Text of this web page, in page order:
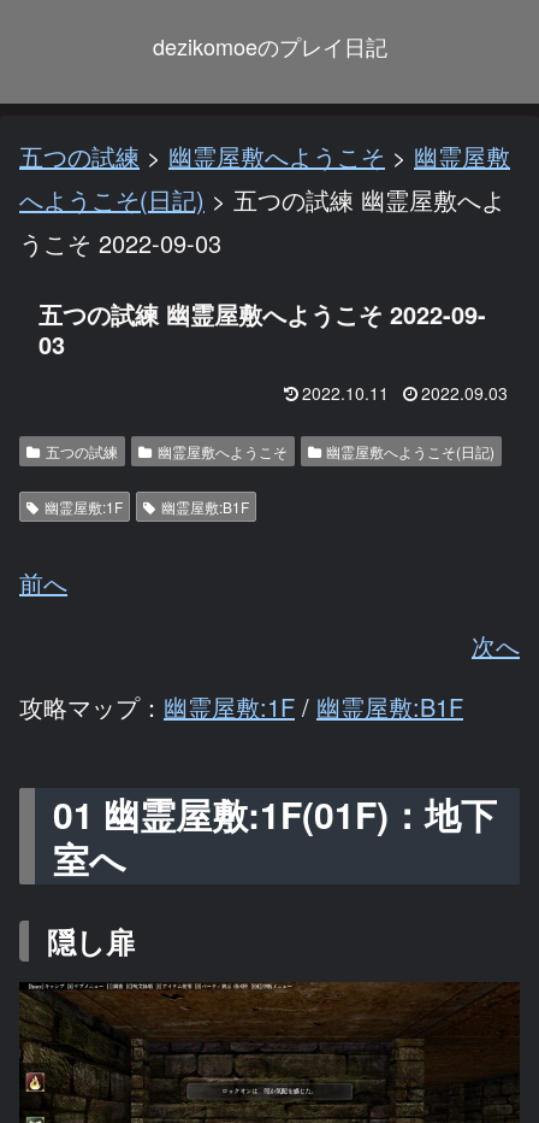
dezikomoeのプレイ日記
五つの試練 > 幽霊屋敷へようこそ > 幽霊屋敷
へようこそ(日記) > 五つの試練 幽霊屋敷へよ
うこそ 2022-09-03
五つの試練 幽霊屋敷へようこそ 2022-09-
03
2022.10.11 2022.09.03
五つの試練 幽霊屋敷へようこそ 幽霊屋敷へようこそ(日記)
幽霊屋敷:1F 幽霊屋敷:B1F
前へ
次へ
攻略マップ： 幽霊屋敷:1F / 幽霊屋敷:B1F
01 幽霊屋敷:1F(01F)：地下
室へ
隠し扉